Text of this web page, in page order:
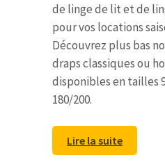
de linge de lit et de
pour vos locations
Découvrez plus bas
draps classiques ou
disponibles en tailles
180/200.
Lire la suite